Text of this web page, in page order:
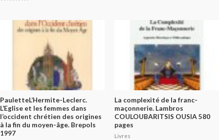
PauletteL’Hermite-Leclerc.
L’Eglise et les femmes dans
l’occident chrétien des origines
à la fin du moyen-âge. Brepols
1997
La complexité de la franc-
maçonnerie. Lambros
COULOUBARITSIS OUSIA 580
pages
Livres